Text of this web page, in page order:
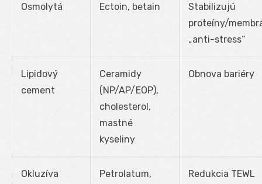
Osmolytá Ectoin, betain
Stabilizujú
proteíny/
„anti-stress“
Lipidový
cement
Ceramidy
(NP/AP/EOP),
cholesterol,
mastné
kyseliny
Obnova bariéry
Okluzíva
Petrolatum,
Redukcia TEWL